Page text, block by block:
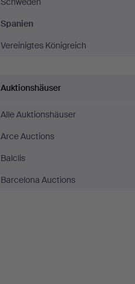
Spanien
Vereinigtes Königreich
Auktionshäuser
Alle Auktionshäuser
Arce Auctions
Balclis
Barcelona Auctions